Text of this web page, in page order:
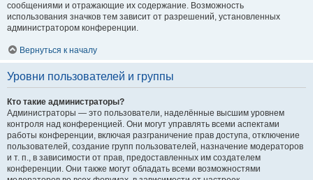
сообщениями и отражающие их содержание. Возможность
использования значков тем зависит от разрешений, установленных
администратором конференции.
Вернуться к началу
Уровни пользователей и группы
Кто такие администраторы?
Администраторы — это пользователи, наделённые высшим уровнем
контроля над конференцией. Они могут управлять всеми аспектами
работы конференции, включая разграничение прав доступа, отключение
пользователей, создание групп пользователей, назначение модераторов
и т. п., в зависимости от прав, предоставленных им создателем
конференции. Они также могут обладать всеми возможностями